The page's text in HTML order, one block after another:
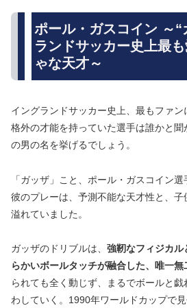
ポール・ガスコイン ～“
ランドサッカー史上最
ゃな天才～
イングランドサッカー史上、最もファ
格外の才能を持っていた選手は誰かと聞
の男の名を挙げるでしょう。
「ガッザ」こと、ポール・ガスコイン選
彼のプレーは、予測不能な天才性と、
溢れていました。
ガッザのドリブルは、 強靭なフィジカル
らかいボールタッチが融合した、唯一無
られても全く動じず、まるでボールと
わしていく。1990年ワールドカップで